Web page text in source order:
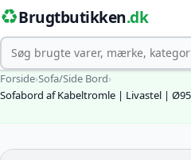
♻️Brugtbutikken.dk
Søg
Forside›Sofa/Side Bord›
Sofabord af Kabeltromle | Livastel |